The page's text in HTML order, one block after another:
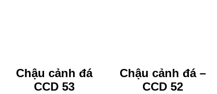
Chậu cảnh đá
CCD 53
Chậu cảnh đá –
CCD 52